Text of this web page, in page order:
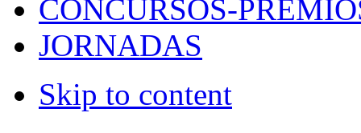
CONCURSOS-
JORNADAS
Skip to content